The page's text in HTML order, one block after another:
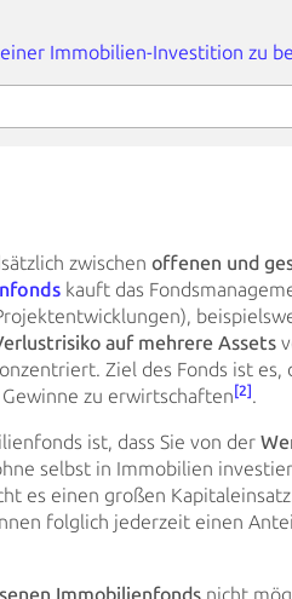
Immobilien-Investition zu
zwischen offenen und
kauft das
auf mehrere Assets
Ziel des Fonds ist
zu erwirtschaften [2] .
ist, dass Sie von der
selbst in Immobilien
es einen großen
folglich jederzeit einen